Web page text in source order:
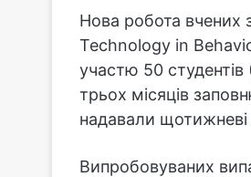
Нова робота вчених
Technology in
участю 50 студентів
трьох місяців
надавали
Випробовуваних